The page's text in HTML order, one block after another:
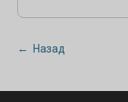
← Назад